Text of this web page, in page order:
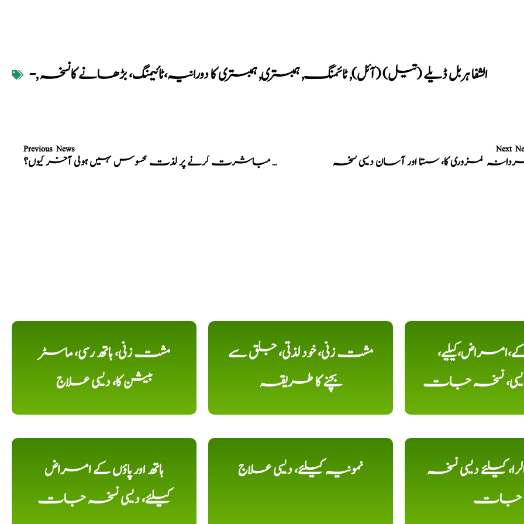
-, الشفا ہربل ڈیلے (تیل) (آئل),ٹائمنگ,ہمبستری,ہمبستری کا دورانیہ،ٹائیمنگ، بڑھانے کانسخہ
Previous News
بیوی سے مباشرت کرنے پر لذت محسوس نہیں ہوتی آخر کیوں؟
Next
کمزوری کا، سستا اور آسان دیسی نسخہ
مشت زنی، ہاتھ رسی، ماسٹر
بیشن کا، دیسی علاج
مشت زنی، خود لذتی، جلق سے
بچنے کا طریقہ
نسخہ جات
ہاتھ اور پاؤں کے امراض
کیلئے، دیسی نسخہ جات
نمونیہ کیلئے، دیسی علاج
کیلئے دیسی نسخہ
جات